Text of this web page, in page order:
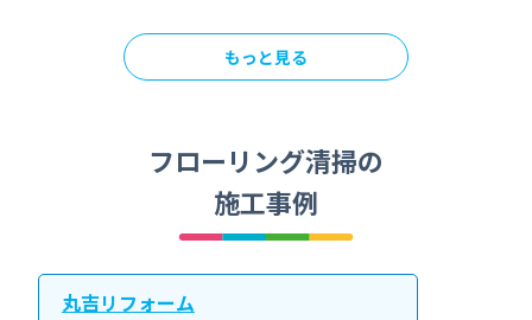
もっと見る
フローリング清掃の
施工事例
丸吉リフォーム